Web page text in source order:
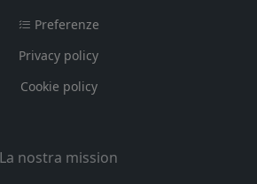
Preferenze
Privacy policy
Cookie policy
La nostra mission